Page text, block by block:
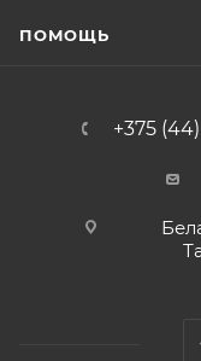
ПОМОЩЬ
+375